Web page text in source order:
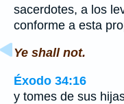
sacerdotes, a los
conforme a esta
Ye shall not.
Éxodo 34:16
y tomes de sus